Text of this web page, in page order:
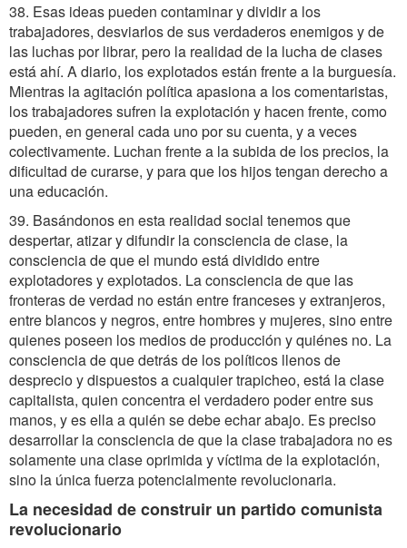
38. Esas ideas pueden contaminar y dividir a los
trabajadores, desviarlos de sus verdaderos enemigos y de
las luchas por librar, pero la realidad de la lucha de clases
está ahí. A diario, los explotados están frente a la burguesía.
Mientras la agitación política apasiona a los comentaristas,
los trabajadores sufren la explotación y hacen frente, como
pueden, en general cada uno por su cuenta, y a veces
colectivamente. Luchan frente a la subida de los precios, la
dificultad de curarse, y para que los hijos tengan derecho a
una educación.
39. Basándonos en esta realidad social tenemos que
despertar, atizar y difundir la consciencia de clase, la
consciencia de que el mundo está dividido entre
explotadores y explotados. La consciencia de que las
fronteras de verdad no están entre franceses y extranjeros,
entre blancos y negros, entre hombres y mujeres, sino entre
quienes poseen los medios de producción y quiénes no. La
consciencia de que detrás de los políticos llenos de
desprecio y dispuestos a cualquier trapicheo, está la clase
capitalista, quien concentra el verdadero poder entre sus
manos, y es ella a quién se debe echar abajo. Es preciso
desarrollar la consciencia de que la clase trabajadora no es
solamente una clase oprimida y víctima de la explotación,
sino la única fuerza potencialmente revolucionaria.
La necesidad de construir un partido comunista
revolucionario